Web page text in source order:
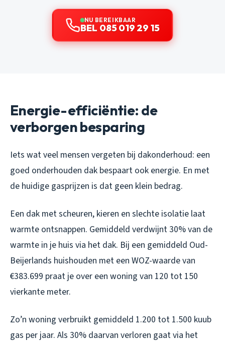
NU BEREIKBAAR
BEL 085 019 29 15
Energie-efficiëntie: de
verborgen besparing
Iets wat veel mensen vergeten bij dakonderhoud: een
goed onderhouden dak bespaart ook energie. En met
de huidige gasprijzen is dat geen klein bedrag.
Een dak met scheuren, kieren en slechte isolatie laat
warmte ontsnappen. Gemiddeld verdwijnt 30% van de
warmte in je huis via het dak. Bij een gemiddeld Oud-
Beijerlands huishouden met een WOZ-waarde van
€383.699 praat je over een woning van 120 tot 150
vierkante meter.
Zo’n woning verbruikt gemiddeld 1.200 tot 1.500 kuub
gas per jaar. Als 30% daarvan verloren gaat via het